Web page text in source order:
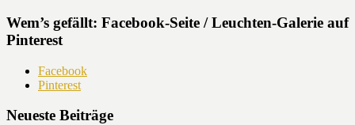
Wem’s gefällt: Facebook-Seite / Leuchten-Galerie auf
Pinterest
Facebook
Pinterest
Neueste Beiträge